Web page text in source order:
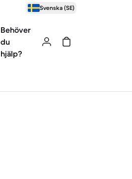
Svenska (SE)
Behöver
du
hjälp?